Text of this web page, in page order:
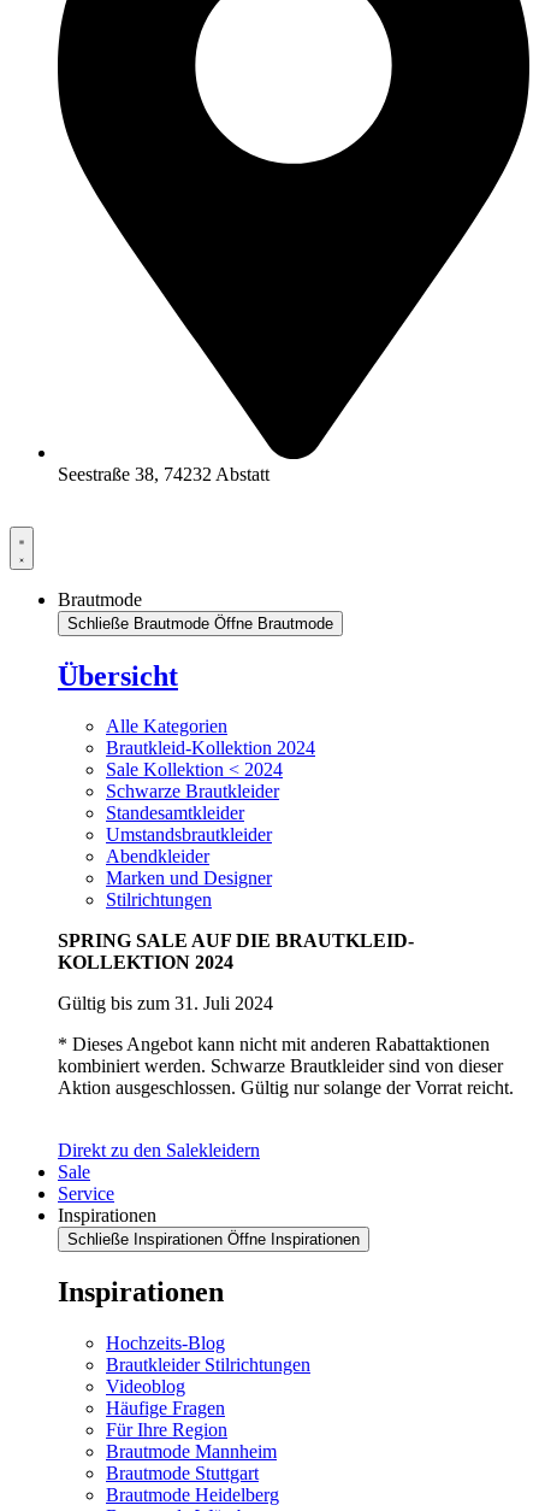
Seestraße 38, 74232 Abstatt
Brautmode
Schließe Brautmode Öffne Brautmode
Übersicht
Alle Kategorien
Brautkleid-Kollektion 2024
Sale Kollektion < 2024
Schwarze Brautkleider
Standesamtkleider
Umstandsbrautkleider
Abendkleider
Marken und Designer
Stilrichtungen
SPRING SALE AUF DIE BRAUTKLEID-
KOLLEKTION 2024
Gültig bis zum 31. Juli 2024
* Dieses Angebot kann nicht mit anderen Rabattaktionen
kombiniert werden. Schwarze Brautkleider sind von dieser
Aktion ausgeschlossen. Gültig nur solange der Vorrat reicht.
Direkt zu den Salekleidern
Sale
Service
Inspirationen
Schließe Inspirationen Öffne Inspirationen
Inspirationen
Hochzeits-Blog
Brautkleider Stilrichtungen
Videoblog
Häufige Fragen
Für Ihre Region
Brautmode Mannheim
Brautmode Stuttgart
Brautmode Heidelberg